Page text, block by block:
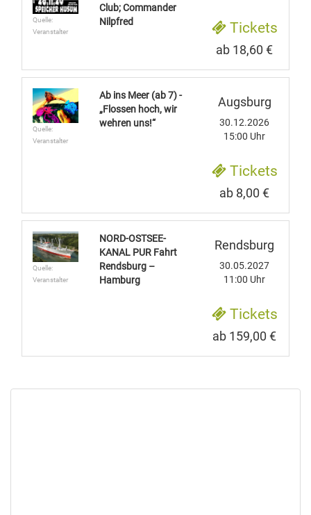
Quelle:
Veranstalter
Club; Commander
Nilpfred
Tickets
ab 18,60 €
Quelle:
Veranstalter
Ab ins Meer (ab 7) -
„Flossen hoch, wir
wehren uns!“
Augsburg
30.12.2026
15:00 Uhr
Tickets
ab 8,00 €
Quelle:
Veranstalter
NORD-OSTSEE-
KANAL PUR Fahrt
Rendsburg –
Hamburg
Rendsburg
30.05.2027
11:00 Uhr
Tickets
ab 159,00 €